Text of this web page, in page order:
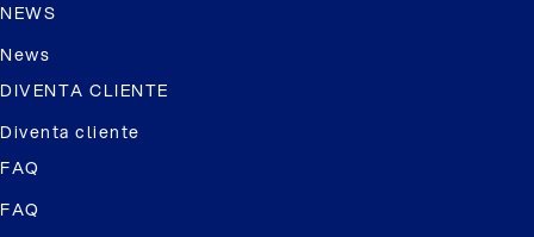
NEWS
News
DIVENTA CLIENTE
Diventa cliente
FAQ
FAQ